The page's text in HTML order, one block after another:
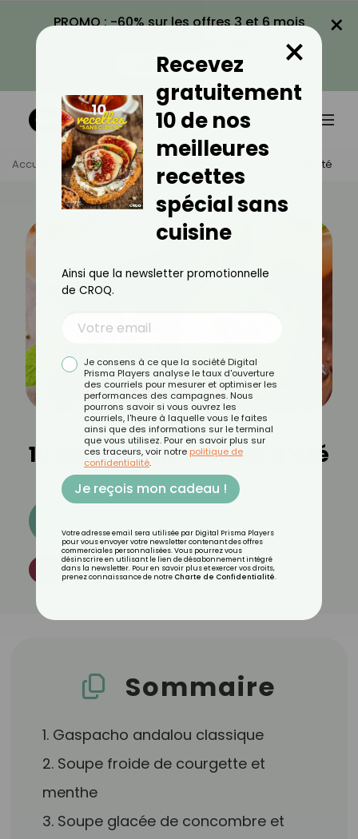
PROMO : -60% sur les offres 3 et 6 mois
VOIR LA PROMO
×
Accueil Actus Recettes 10 Recettes De Soupes D’été
10 recettes de soupes d’été
RECETTES ParCROQ Cuisine
Publié le16/07/2025
Sommaire
1. Gaspacho andalou classique
2. Soupe froide de courgette et
menthe
3. Soupe glacée de concombre et
Recevez
gratuitement
10 de nos
meilleures
recettes
spécial sans
cuisine
×
Ainsi que la newsletter promotionnelle
de CROQ.
Je consens à ce que la société Digital
Prisma Players analyse le taux d'ouverture
des courriels pour mesurer et optimiser les
performances des campagnes. Nous
pourrons savoir si vous ouvrez les
courriels, l'heure à laquelle vous le faites
ainsi que des informations sur le terminal
que vous utilisez. Pour en savoir plus sur
ces traceurs, voir notre politique de
confidentialité.
Je reçois mon cadeau !
Votre adresse email sera utilisée par Digital Prisma Players
pour vous envoyer votre newsletter contenant des offres
commerciales personnalisées. Vous pourrez vous
désinscrire en utilisant le lien de désabonnement intégré
dans la newsletter. Pour en savoir plus et exercer vos droits,
prenez connaissance de notre Charte de Confidentialité.